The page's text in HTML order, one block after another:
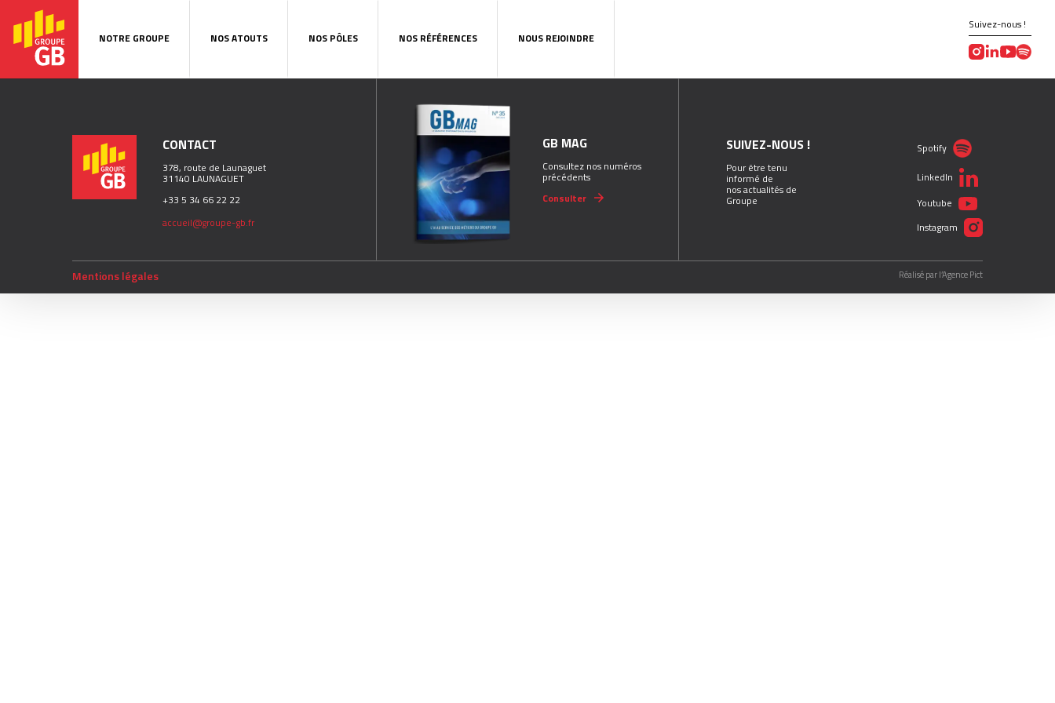
NOTRE GROUPE NOS ATOUTS NOS PÔLES NOS RÉFÉRENCES NOUS REJOINDRE
Suivez-nous !
CONTACT
378, route de Launaguet
31140 LAUNAGUET
+33 5 34 66 22 22
accueil@groupe-gb.fr
GB MAG
Consultez nos numéros
précédents
Consulter
SUIVEZ-NOUS !
Pour être tenu
informé de
nos actualités de
Groupe
Spotify
LinkedIn
Youtube
Instagram
Mentions légales Réalisé par l’Agence Pict